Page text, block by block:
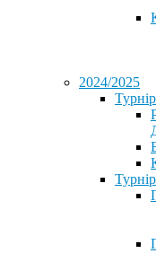
2024/2025